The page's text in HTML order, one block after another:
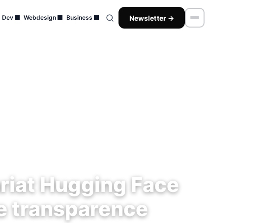
Dev Webdesign Business Newsletter →
Hugging Face
transparence